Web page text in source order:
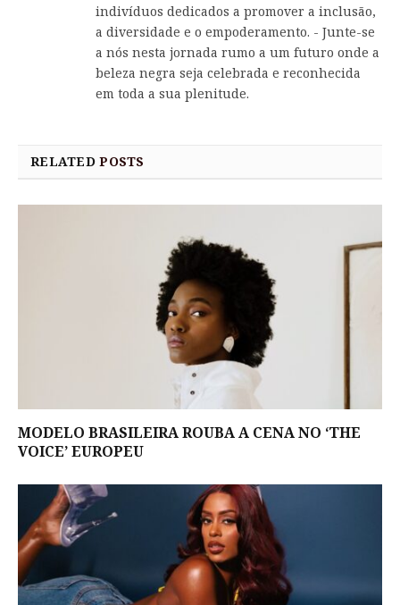
indivíduos dedicados a promover a inclusão,
a diversidade e o empoderamento. - Junte-se
a nós nesta jornada rumo a um futuro onde a
beleza negra seja celebrada e reconhecida
em toda a sua plenitude.
RELATEDPOSTS
MODELO BRASILEIRA ROUBA A CENA NO ‘THE
VOICE’ EUROPEU